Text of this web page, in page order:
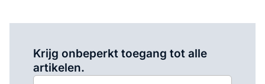
Krijg onbeperkt toegang tot alle
artikelen.